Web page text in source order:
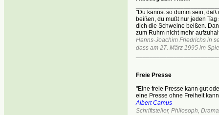
"Du kannst so dumm sein,
beißen, du mußt nur jeden
dich die Schweine beißen.
zum Ruhm nicht mehr
Hanns-Joachim Friedrichs in
dass am 27. März 1995 im
Freie Presse
"Eine freie Presse kann gut
eine Presse ohne Freiheit
Albert Camus
Schriftsteller, Philosoph,